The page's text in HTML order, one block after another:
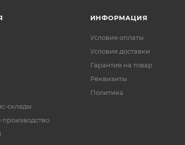
склады
производство
ИНФОРМАЦИЯ
Условия оплаты
Условия доставки
Гарантия на товар
Реквизиты
Политика